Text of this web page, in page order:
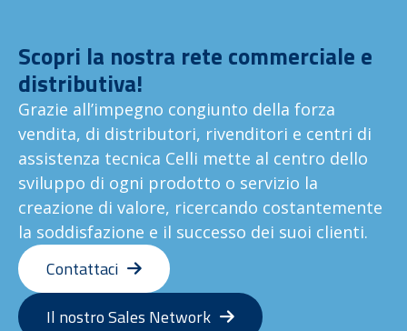
Scopri la nostra rete commerciale e
distributiva!
Grazie all’impegno congiunto della forza
vendita, di distributori, rivenditori e centri di
assistenza tecnica Celli mette al centro dello
sviluppo di ogni prodotto o servizio la
creazione di valore, ricercando costantemente
la soddisfazione e il successo dei suoi clienti.
Contattaci
Il nostro Sales Network